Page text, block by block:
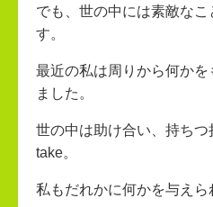
でも、世の中には素敵な
す。
最近の私は周りから何か
ました。
世の中は助け合い、持ち
take。
私もだれかに何かを与えら